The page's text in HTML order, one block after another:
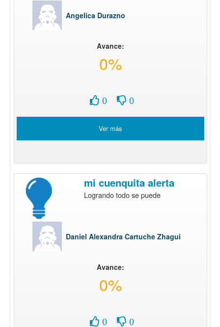
Angelica Durazno
Avance:
0%
0 0
Ver más
mi cuenquita alerta
Logrando todo se puede
Daniel Alexandra Cartuche Zhagui
Avance:
0%
0 0